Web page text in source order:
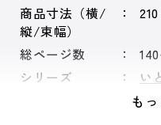
商品寸法（横/
縦/束幅）
総ページ数
シリーズ
い
も